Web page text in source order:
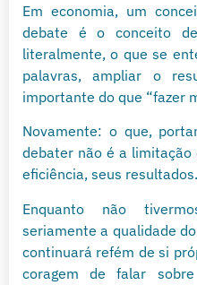
Em economia, um
debate é o conceito de
literalmente, o que se
palavras, ampliar o
importante do que “fazer
Novamente: o que,
debater não é a limitação
eficiência, seus resultados.
Enquanto não
seriamente a qualidade
continuará refém de si
coragem de falar sobre